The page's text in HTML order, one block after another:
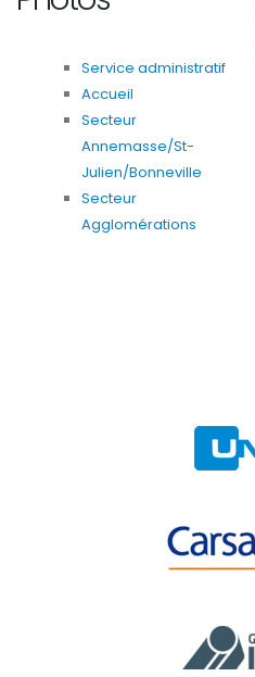
Service administratif
Accueil
Secteur
Annemasse/St-
Julien/Bonneville
Secteur
Agglomérations